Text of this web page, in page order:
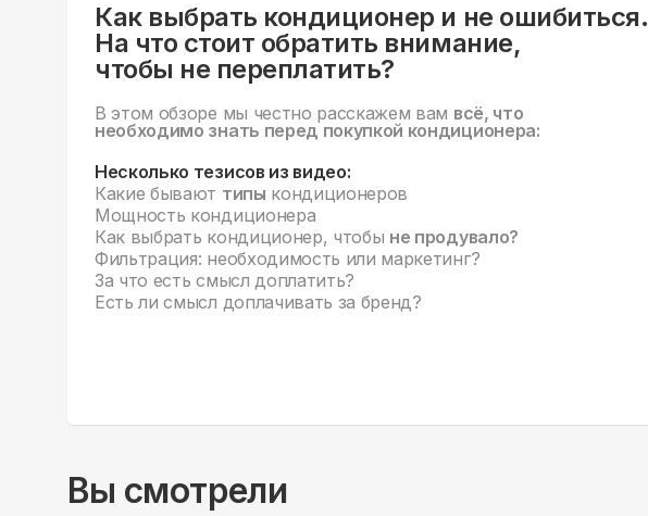
Как выбрать кондиционер и не ошибиться.
На что стоит обратить внимание,
чтобы не переплатить?
В этом обзоре мы честно расскажем вам всё, что
необходимо знать перед покупкой кондиционера:
Несколько тезисов из видео:
Какие бывают типы кондиционеров
Мощность кондиционера
Как выбрать кондиционер, чтобы не продувало?
Фильтрация: необходимость или маркетинг?
За что есть смысл доплатить?
Есть ли смысл доплачивать за бренд?
Вы смотрели